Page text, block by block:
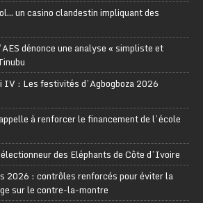
un casino clandestin impliquant des
dénonce une analyse « simpliste et
IV : Les festivités d’Agbogboza 2026
à renforcer le financement de l’école
des Eléphants de Côte d’Ivoire
2026 : contrôles renforcés pour éviter la
sur le contre-la-montre